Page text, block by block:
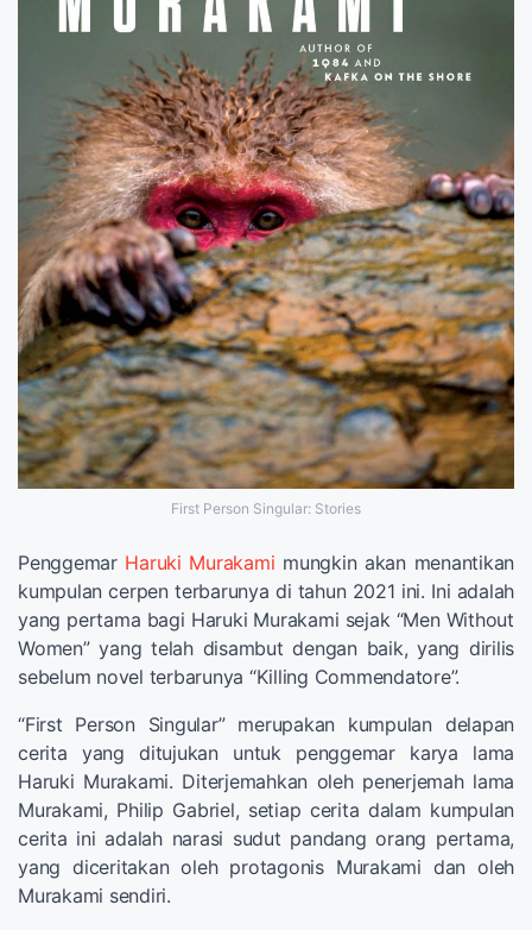
First Person Singular: Stories
Penggemar Haruki Murakami mungkin akan menantikan
kumpulan cerpen terbarunya di tahun 2021 ini. Ini adalah
yang pertama bagi Haruki Murakami sejak “Men Without
Women” yang telah disambut dengan baik, yang dirilis
sebelum novel terbarunya “Killing Commendatore”.
“First Person Singular” merupakan kumpulan delapan
cerita yang ditujukan untuk penggemar karya lama
Haruki Murakami. Diterjemahkan oleh penerjemah lama
Murakami, Philip Gabriel, setiap cerita dalam kumpulan
cerita ini adalah narasi sudut pandang orang pertama,
yang diceritakan oleh protagonis Murakami dan oleh
Murakami sendiri.